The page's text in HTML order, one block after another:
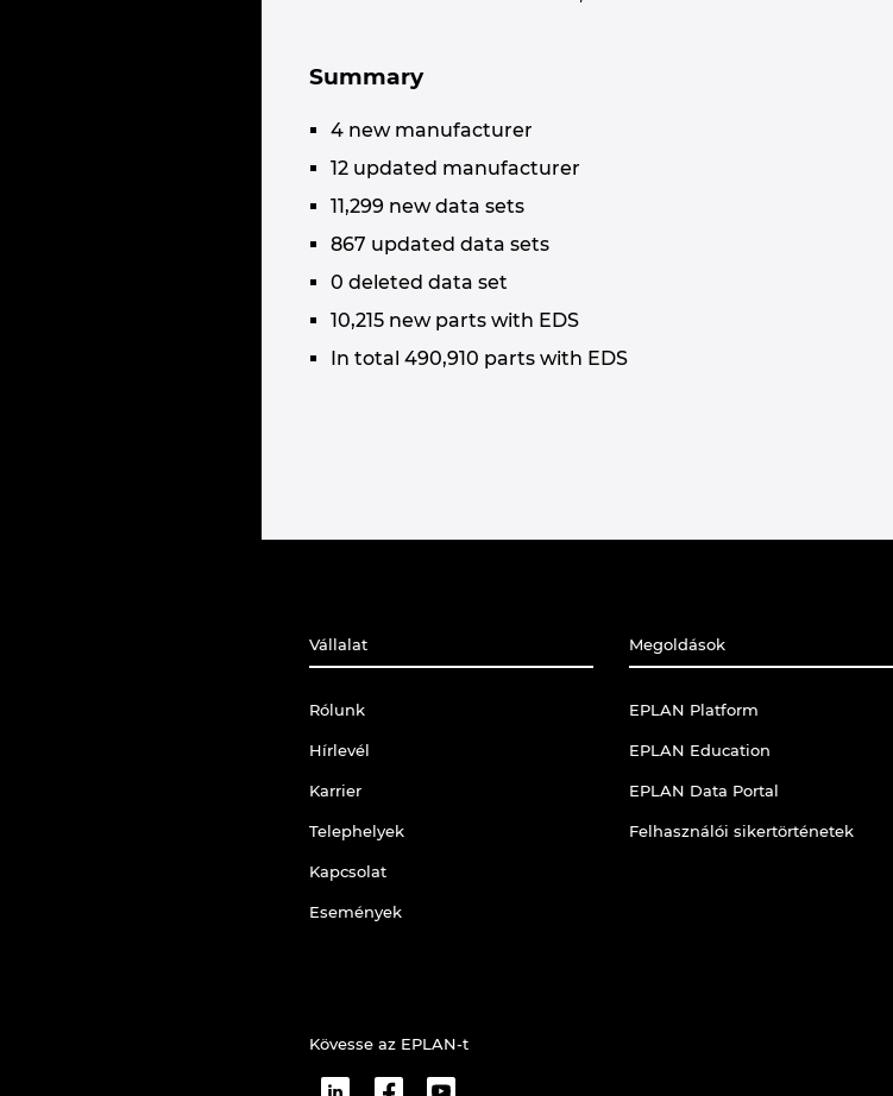
Summary
4 new manufacturer
12 updated manufacturer
11,299 new data sets
867 updated data sets
0 deleted data set
10,215 new parts with EDS
In total 490,910 parts with EDS
Vállalat
Rólunk
Hírlevél
Karrier
Telephelyek
Kapcsolat
Események
Megoldások
EPLAN Platform
EPLAN Education
EPLAN Data Portal
Felhasználói sikertörténetek
Kövesse az EPLAN-t